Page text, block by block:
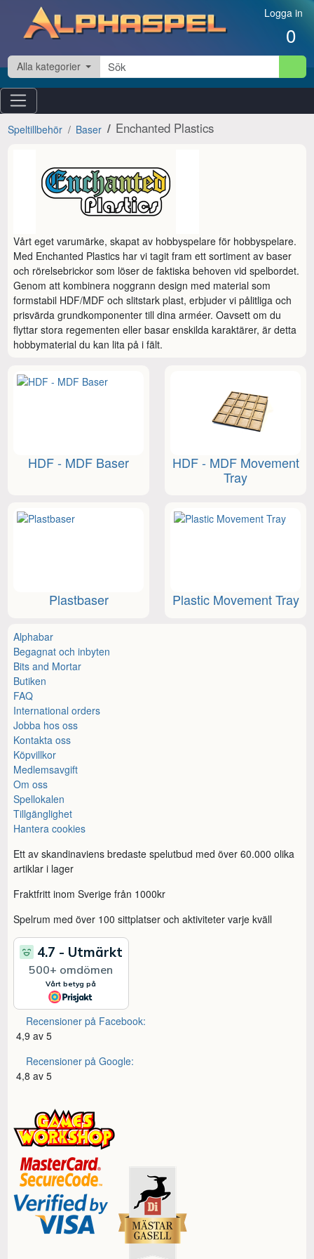
Hoppa till innehåll Logga in
0
Alla kategorier
Speltillbehör Baser Enchanted Plastics
Vårt eget varumärke, skapat av hobbyspelare för hobbyspelare.
Med Enchanted Plastics har vi tagit fram ett sortiment av baser
och rörelsebrickor som löser de faktiska behoven vid spelbordet.
Genom att kombinera noggrann design med material som
formstabil HDF/MDF och slitstark plast, erbjuder vi pålitliga och
prisvärda grundkomponenter till dina arméer. Oavsett om du
flyttar stora regementen eller basar enskilda karaktärer, är detta
hobbymaterial du kan lita på i fält.
HDF - MDF Baser
HDF - MDF Movement
Tray
Plastbaser Plastic Movement Tray
Alphabar
Begagnat och inbyten
Bits and Mortar
Butiken
FAQ
International orders
Jobba hos oss
Kontakta oss
Köpvillkor
Medlemsavgift
Om oss
Spellokalen
Tillgänglighet
Hantera cookies
Ett av skandinaviens bredaste spelutbud med över 60.000 olika
artiklar i lager
Fraktfritt inom Sverige från 1000kr
Spelrum med över 100 sittplatser och aktiviteter varje kväll
Recensioner på Facebook:
4,9 av 5
Recensioner på Google:
4,8 av 5